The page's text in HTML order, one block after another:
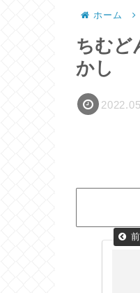
ホーム
ちむど
かし